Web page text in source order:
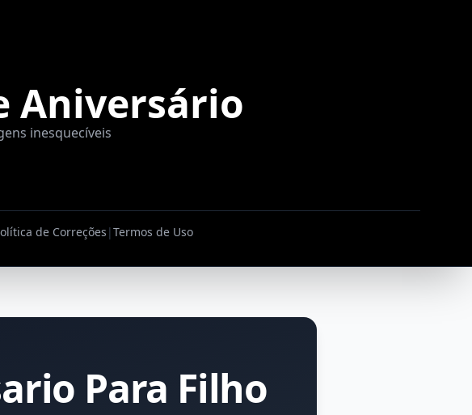
Aniversário
inesquecíveis
de Correções |Termos de Uso
Para Filho